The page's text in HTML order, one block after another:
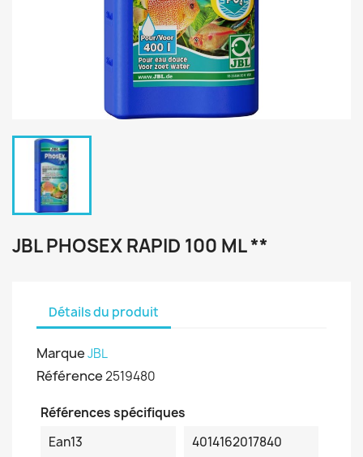
JBL PHOSEX RAPID 100 ML **
Détails du produit
MarqueJBL
Référence2519480
Références spécifiques
Ean13
4014162017840